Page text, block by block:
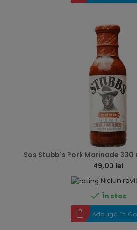
Sos Stubb's Pork Marinade 330
49,00 lei
Niciun
 În stoc
Adaugă în